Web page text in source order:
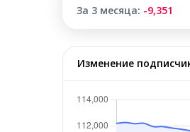
За 3 месяца: -9,351
Изменение